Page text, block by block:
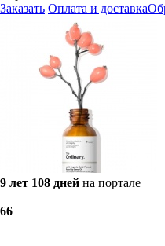
Заказать Оплата и доставка
9 лет 108 дней на портале
66